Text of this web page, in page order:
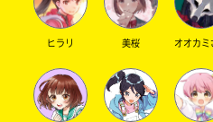
ヒラリ 美桜 オオカミ